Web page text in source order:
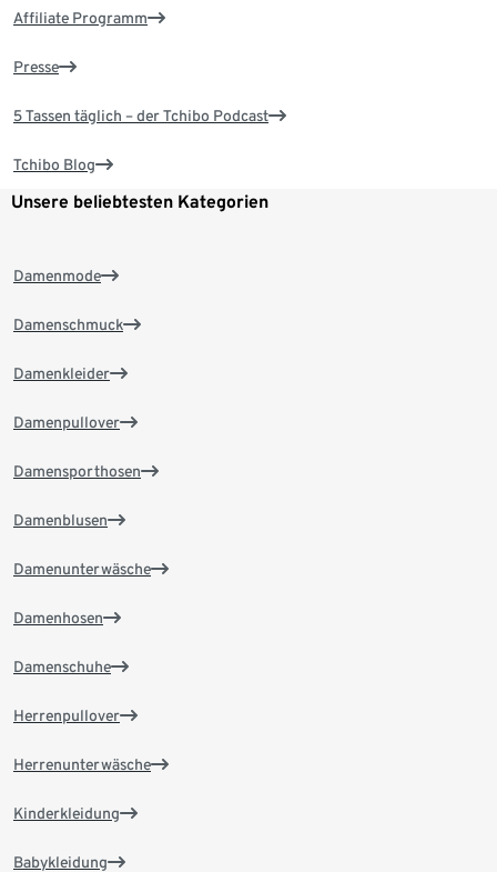
Affiliate Programm
Presse
5 Tassen täglich – der Tchibo Podcast
Tchibo Blog
Unsere beliebtesten Kategorien
Damenmode
Damenschmuck
Damenkleider
Damenpullover
Damensporthosen
Damenblusen
Damenunterwäsche
Damenhosen
Damenschuhe
Herrenpullover
Herrenunterwäsche
Kinderkleidung
Babykleidung